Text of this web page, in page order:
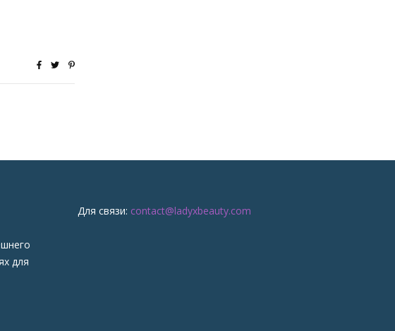
для
Для связи: contact@ladyxbeauty.com